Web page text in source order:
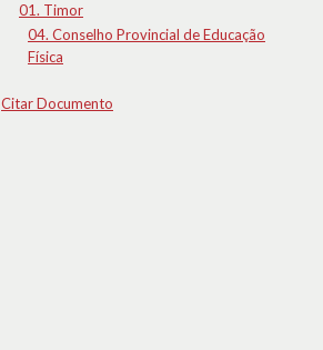
01. Timor
04. Conselho Provincial de Educação
Física
Citar Documento